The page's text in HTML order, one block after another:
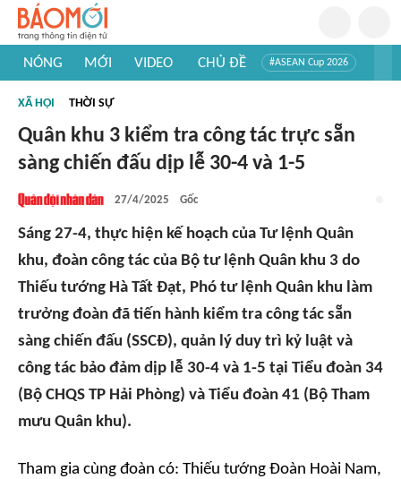
NÓNG MỚI VIDEO CHỦ ĐỀ #ASEAN Cup 2026
#Khám phá Việt Nam
XÃ HỘI THỜI SỰ
Quân khu 3 kiểm tra công tác trực sẵn
sàng chiến đấu dịp lễ 30-4 và 1-5
27/4/2025 Gốc
Sáng 27-4, thực hiện kế hoạch của Tư lệnh Quân
khu, đoàn công tác của Bộ tư lệnh Quân khu 3 do
Thiếu tướng Hà Tất Đạt, Phó tư lệnh Quân khu làm
trưởng đoàn đã tiến hành kiểm tra công tác sẵn
sàng chiến đấu (SSCĐ), quản lý duy trì kỷ luật và
công tác bảo đảm dịp lễ 30-4 và 1-5 tại Tiểu đoàn 34
(Bộ CHQS TP Hải Phòng) và Tiểu đoàn 41 (Bộ Tham
mưu Quân khu).
Tham gia cùng đoàn có: Thiếu tướng Đoàn Hoài Nam,